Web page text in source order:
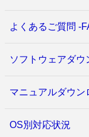
よくあるご質問 -
ソフトウェアダウ
マニュアルダウン
OS別対応状況